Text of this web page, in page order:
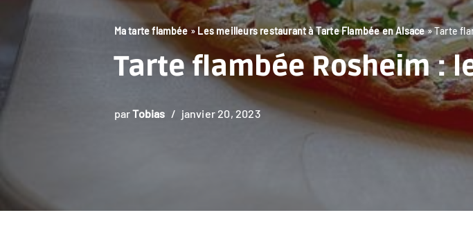
Ma tarte flambée»Les meilleurs restaurant à Tarte Flambée en Alsace»Tarte
Tarte flambée Rosheim :
parTobias janvier 20, 2023